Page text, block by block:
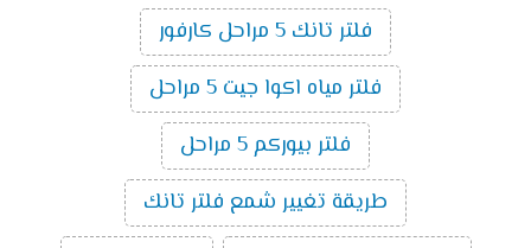
فلتر تانك 5 مراحل كارفور
فلتر مياه اكوا جيت 5 مراحل
فلتر بيوركم 5 مراحل
طريقة تغيير شمع فلتر تانك